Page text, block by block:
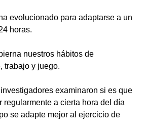
evolucionado para adaptarse a un
horas.
nuestros hábitos de
trabajo y juego.
examinaron si es que
regularmente a cierta hora del día
se adapte mejor al ejercicio de